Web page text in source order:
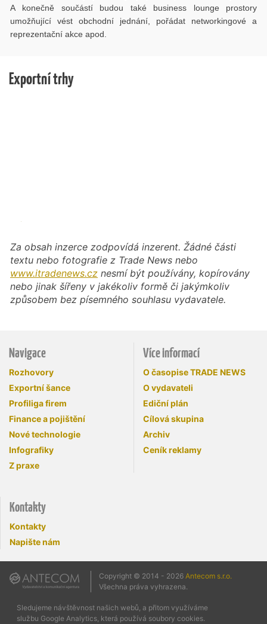
A konečně součástí budou také business lounge prostory
umožňující vést obchodní jednání, pořádat networkingové a
reprezentační akce apod.
Exportní trhy
Za obsah inzerce zodpovídá inzerent. Žádné části
textu nebo fotografie z Trade News nebo
www.itradenews.cz nesmí být používány, kopírovány
nebo jinak šířeny v jakékoliv formě či jakýmkoliv
způsobem bez písemného souhlasu vydavatele.
Navigace
Rozhovory
Exportní šance
Profiliga firem
Finance a pojištění
Nové technologie
Infografiky
Z praxe
Více informací
O časopise TRADE NEWS
O vydavateli
Ediční plán
Cílová skupina
Archiv
Ceník reklamy
Kontakty
Kontakty
Napište nám
Copyright © 2014 - 2026 Antecom s.r.o.
Všechna práva vyhrazena.
Sledujeme návštěvnost našich webů, a přitom využíváme
službu Google Analytics, která používá soubory cookies.